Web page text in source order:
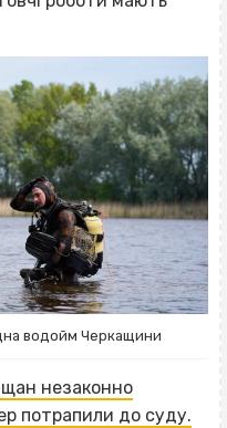
водойм Черкащини
незаконно
потрапили до суду.